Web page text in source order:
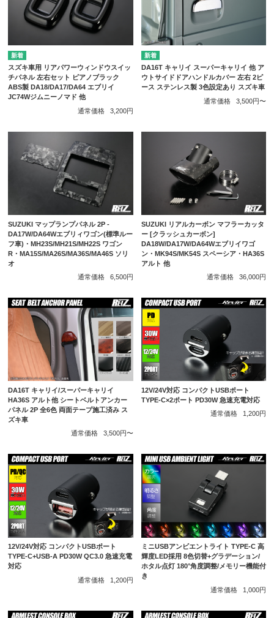
スズキ車用 リアパワーウィンドウスイッ
チパネル 左右セット ピアノブラック
ABS製 DA18/DA17/DA64 エブリイ
JC74Wジムニーノマド 他
通常価格
3,200円
DA16T キャリイ スーパーキャリイ 他 ア
ウトサイドドアハンドルカバー 左右 2ピ
ース ステンレス製 3色設定あり スズキ車
通常価格
3,500円〜
SUZUKI マップランプパネル 2P -
DA17W/DA64Wエブリィワゴン(標準ルー
フ車)・MH23S/MH21S/MH22S ワゴン
R・MA15S/MA26S/MA36S/MA46S ソリ
オ
通常価格
6,500円
SUZUKI リアルカーボン マフラーカッタ
ー [クラッシュカーボン]
DA18W/DA17W/DA64Wエブリイワゴ
ン・MK94S/MK54S スペーシア・HA36S
アルト 他
通常価格
36,000円
DA16T キャリイ/スーパーキャリイ
HA36S アルト他 シートベルトアンカー
パネル 2P 全6色 両面テープ施工済み ス
ズキ車
通常価格
3,500円〜
12V/24V対応 コンパクトUSBポート
TYPE-C×2ポート PD30W 急速充電対応
通常価格
1,200円
12V/24V対応 コンパクトUSBポート
TYPE-C+USB-A PD30W QC3.0 急速充電
対応
通常価格
1,200円
ミニUSBアンビエントライト TYPE-C 高
輝度LED採用 8色切替+グラデーション/
ホタル点灯 180°角度調整/メモリー機能付
き
通常価格
1,000円